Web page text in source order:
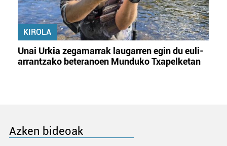
KIROLA
Unai Urkia zegamarrak laugarren egin du euli-
arrantzako beteranoen Munduko Txapelketan
Azken bideoak